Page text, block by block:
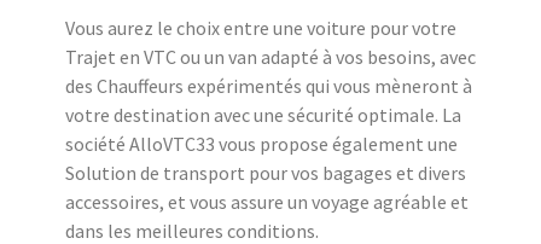
Vous aurez le choix entre une voiture pour votre
Trajet en VTC ou un van adapté à vos besoins, avec
des Chauffeurs expérimentés qui vous mèneront à
votre destination avec une sécurité optimale. La
société AlloVTC33 vous propose également une
Solution de transport pour vos bagages et divers
accessoires, et vous assure un voyage agréable et
dans les meilleures conditions.